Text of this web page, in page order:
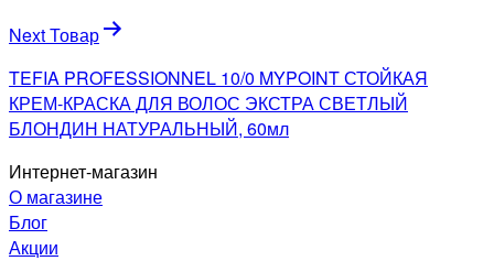
Next Товар
TEFIA PROFESSIONNEL 10/0 MYPOINT СТОЙКАЯ
КРЕМ-КРАСКА ДЛЯ ВОЛОС ЭКСТРА СВЕТЛЫЙ
БЛОНДИН НАТУРАЛЬНЫЙ, 60мл
Интернет-магазин
О магазине
Блог
Акции